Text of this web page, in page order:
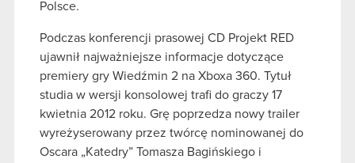
Polsce.
Podczas konferencji prasowej CD Projekt RED
ujawnił najważniejsze informacje dotyczące
premiery gry Wiedźmin 2 na Xboxa 360. Tytuł
studia w wersji konsolowej trafi do graczy 17
kwietnia 2012 roku. Grę poprzedza nowy trailer
wyreżyserowany przez twórcę nominowanej do
Oscara „Katedry” Tomasza Bagińskiego i